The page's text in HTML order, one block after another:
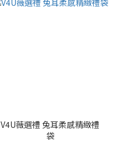
V4U薇選禮 兔耳柔感精緻禮
袋